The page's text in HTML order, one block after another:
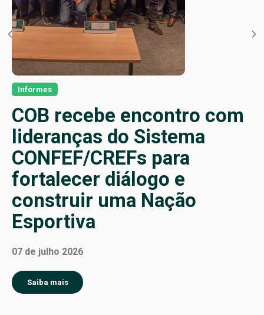
Informes
COB recebe encontro com
lideranças do Sistema
CONFEF/CREFs para
fortalecer diálogo e
construir uma Nação
Esportiva
07 de julho 2026
Saiba mais